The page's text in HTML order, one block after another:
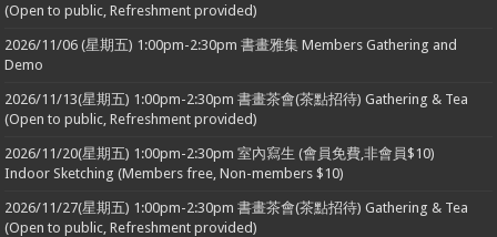
(Open to public, Refreshment provided)
2026/11/06 (星期五) 1:00pm-2:30pm 書畫雅集 Members Gathering and
Demo
2026/11/13(星期五) 1:00pm-2:30pm 書畫茶會(茶點招待) Gathering & Tea
(Open to public, Refreshment provided)
2026/11/20(星期五) 1:00pm-2:30pm 室內寫生 (會員免費,非會員$10)
Indoor Sketching (Members free, Non-members $10)
2026/11/27(星期五) 1:00pm-2:30pm 書畫茶會(茶點招待) Gathering & Tea
(Open to public, Refreshment provided)